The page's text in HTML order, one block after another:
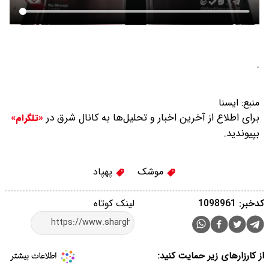
.
منبع: ایسنا
برای اطلاع از آخرین اخبار و تحلیل‌ها به کانال شرق در «تلگرام»
بپیوندید.
موشک پهپاد
لینک کوتاه کدخبر: 1098961
از کارزارهای زیر حمایت کنید: